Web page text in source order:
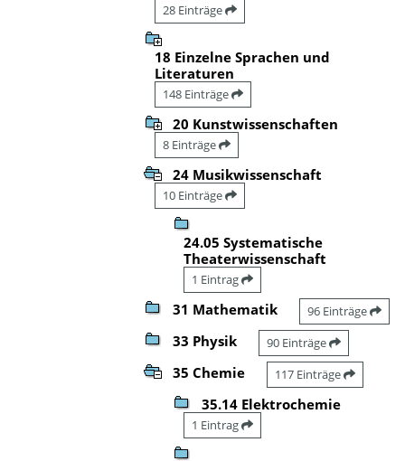
28 Einträge
18 Einzelne Sprachen und
Literaturen
148 Einträge
20 Kunstwissenschaften
8 Einträge
24 Musikwissenschaft
10 Einträge
24.05 Systematische
Theaterwissenschaft
1 Eintrag
31 Mathematik 96 Einträge
33 Physik 90 Einträge
35 Chemie 117 Einträge
35.14 Elektrochemie
1 Eintrag